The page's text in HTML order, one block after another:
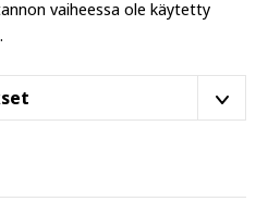
vaiheessa ole käytetty
lähimpäänPostin